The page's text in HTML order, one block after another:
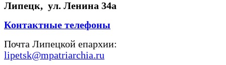
Липецк, ул. Ленина 34а
Контактные телефоны
Почта Липецкой епархии:
lipetsk@mpatriarchia.ru